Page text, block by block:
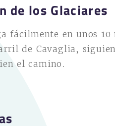
de los Glaciares
fácilmente en unos
de Cavaglia,
el camino.